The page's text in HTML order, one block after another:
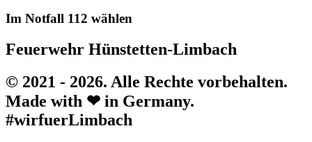
Im Notfall 112 wählen
Feuerwehr Hünstetten-Limbach
© 2021 - 2026. Alle Rechte vorbehalten.
Made with ❤ in Germany.
#wirfuerLimbach